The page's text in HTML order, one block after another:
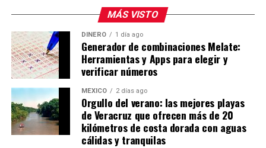
MÁS VISTO
DINERO 1 día ago
Generador de combinaciones Melate:
Herramientas y Apps para elegir y
verificar números
MÉXICO 2 días ago
Orgullo del verano: las mejores playas
de Veracruz que ofrecen más de 20
kilómetros de costa dorada con aguas
cálidas y tranquilas